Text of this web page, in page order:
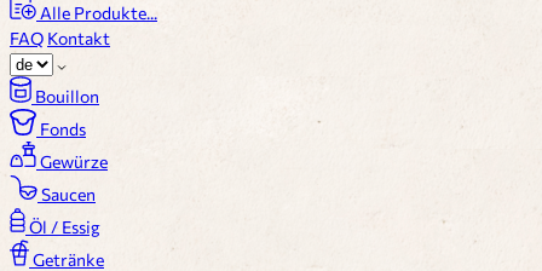
Alle Produkte...
FAQ Kontakt
Bouillon
Fonds
Gewürze
Saucen
Öl / Essig
Getränke